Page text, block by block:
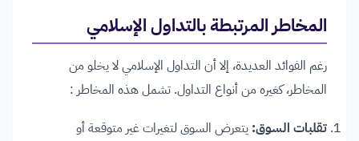
المخاطر المرتبطة بالتداول الإسلامي
رغم الفوائد العديدة، إلا أن التداول الإسلامي لا يخلو من
المخاطر، كغيره من أنواع التداول. تشمل هذه المخاطر :
تقلبات السوق: يتعرض السوق لتغيرات غير متوقعة أو